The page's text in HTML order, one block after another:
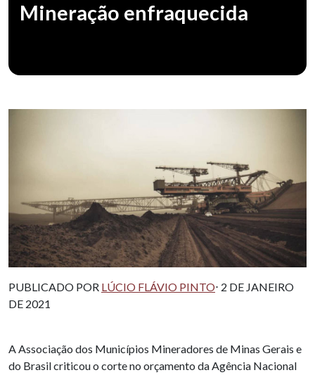
Mineração enfraquecida
PUBLICADO POR LÚCIO FLÁVIO PINTO⋅ 2 DE JANEIRO
DE 2021
A Associação dos Municípios Mineradores de Minas Gerais e
do Brasil criticou o corte no orçamento da Agência Nacional